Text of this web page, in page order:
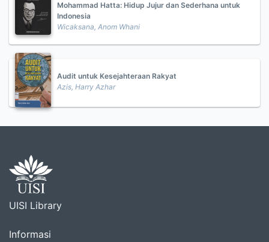
Mohammad Hatta: Hidup Jujur dan Sederhana untuk
Indonesia
Wicaksana, Anom Whani
Audit untuk Kesejahteraan Rakyat
Azis, Harry Azhar
UISI Library
Informasi